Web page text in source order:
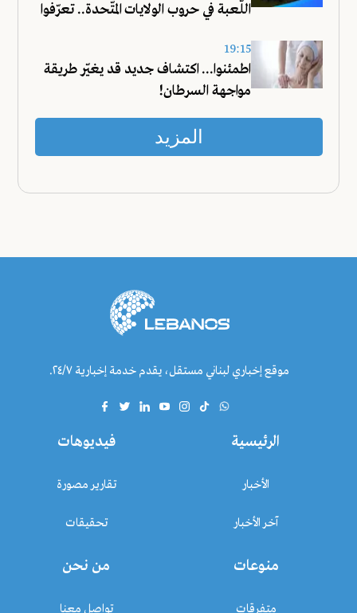
اللّعبة في حروب الولايات المتّحدة.. تعرّفوا
19:15
اطمئنوا... اكتشاف جديد قد يغيّر طريقة
مواجهة السرطان!
المزيد
موقع إخباري لبناني مستقل، يقدم خدمة إخبارية ٢٤/٧.
الرئيسية
الأخبار
آخر الأخبار
فيديوهات
تقارير مصورة
تحقيقات
منوعات
متفرقات
من نحن
تواصل معنا